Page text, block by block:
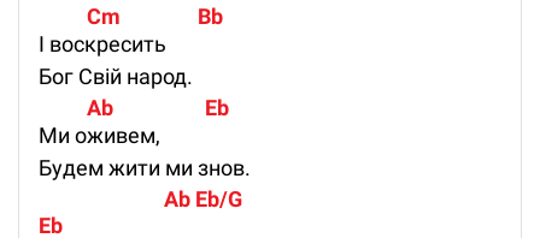
          Cm                Bb
І воскресить
Бог Свій народ.
          Ab                   Eb
Ми оживем,
Будем жити ми знов.
                          Ab Eb/G
Eb